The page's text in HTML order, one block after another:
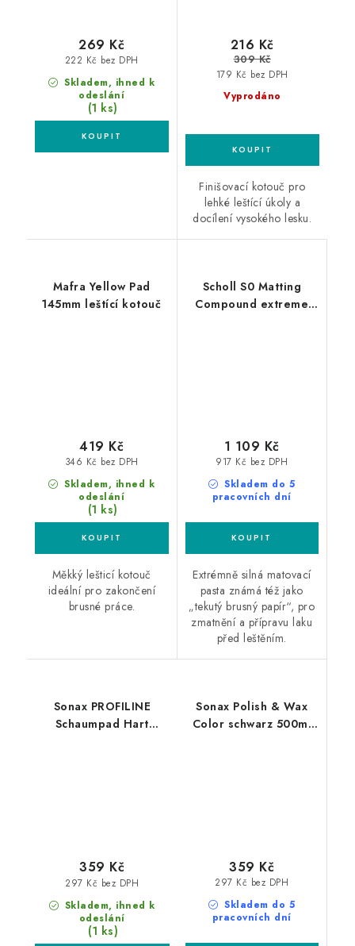
Skladem, ihned k
odeslání
(1 ks)
222 Kč bez DPH
269 Kč
Vyprodáno
179 Kč bez DPH
216 Kč
309 Kč
Finišovací kotouč pro
lehké leštící úkoly a
docílení vysokého lesku.
Mafra Yellow Pad
145mm leštící kotouč
Skladem, ihned k
odeslání
(1 ks)
346 Kč bez DPH
419 Kč
Měkký lešticí kotouč
ideální pro zakončení
brusné práce.
Scholl S0 Matting
Compound extreme
Skladem do 5
pracovních dní
917 Kč bez DPH
1 109 Kč
Extrémně silná matovací
pasta známá též jako
„tekutý brusný papír“, pro
zmatnění a přípravu laku
před leštěním.
Sonax PROFILINE
Schaumpad Hart
Skladem, ihned k
odeslání
(1 ks)
297 Kč bez DPH
359 Kč
Sonax Polish & Wax
Color schwarz 500ml
Skladem do 5
pracovních dní
297 Kč bez DPH
359 Kč